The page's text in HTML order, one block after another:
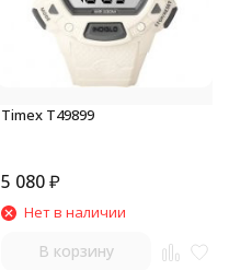
Timex T49899
5 080₽
Нет в наличии
В корзину